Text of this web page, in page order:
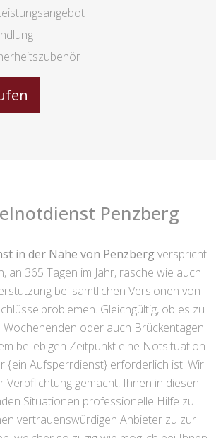
Penzberg
in der Nähe von Penzberg verspricht
an 365 Tagen im Jahr, rasche wie auch
bei sämtlichen Versionen von
Gleichgültig, ob es zu
Wochenenden oder auch Brückentagen
beliebigen Zeitpunkt eine Notsituation
{ein Aufsperrdienst} erforderlich ist. Wir
Verpflichtung gemacht, Ihnen in diesen
Situationen professionelle Hilfe zu
vertrauenswürdigen Anbieter zu zur